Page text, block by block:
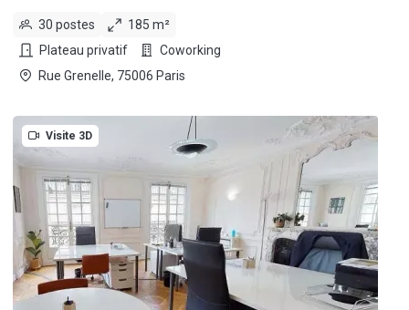
30 postes
185 m²
Plateau privatif
Coworking
Rue Grenelle, 75006 Paris
Visite 3D